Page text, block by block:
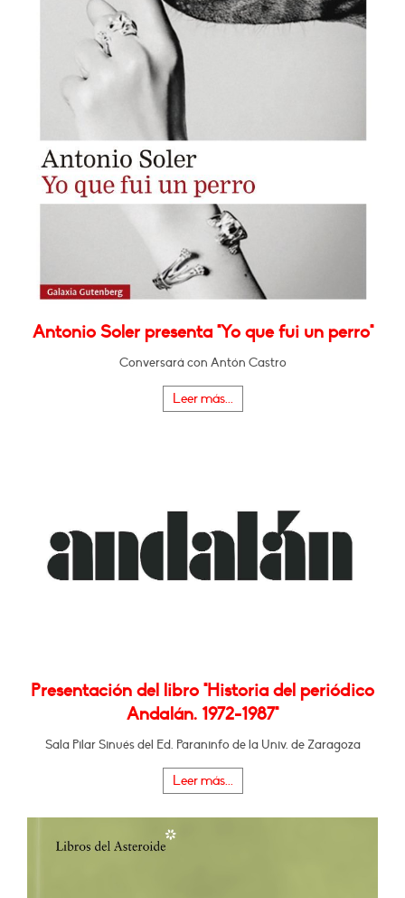
Antonio Soler presenta "Yo que fui un perro"
Conversará con Antón Castro
Leer más...
Presentación del libro "Historia del periódico
Andalán. 1972-1987"
Sala Pilar Sinués del Ed. Paraninfo de la Univ. de Zaragoza
Leer más...